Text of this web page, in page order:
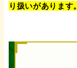
り扱いがあります。